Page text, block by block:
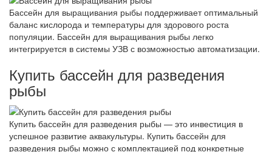
Бассейн для выращивания рыбы поддерживает оптимальный
баланс кислорода и температуры для здорового роста
популяции. Бассейн для выращивания рыбы легко
интегрируется в системы УЗВ с возможностью автоматизации.
Купить бассейн для разведения
рыбы
Купить бассейн для разведения рыбы — это инвестиция в
успешное развитие аквакультуры. Купить бассейн для
разведения рыбы можно с комплектацией под конкретные